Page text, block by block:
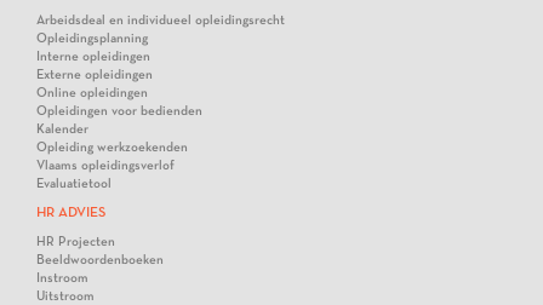
Arbeidsdeal en individueel opleidingsrecht
Opleidingsplanning
Interne opleidingen
Externe opleidingen
Online opleidingen
Opleidingen voor bedienden
Kalender
Opleiding werkzoekenden
Vlaams opleidingsverlof
Evaluatietool
HR ADVIES
HR Projecten
Beeldwoordenboeken
Instroom
Uitstroom